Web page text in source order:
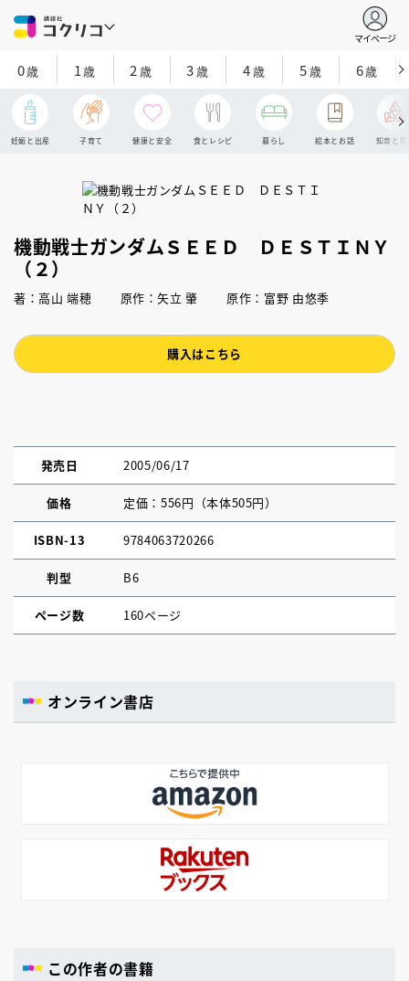
マイページ
0歳 1歳 2 歳 3歳 4歳 5歳 6歳
妊娠と出産 子育て 健康と安全 食とレシピ 暮らし 絵本とお話 知育と探
機動戦士ガンダムＳＥＥＤ ＤＥＳＴＩＮＹ
（２）
著：高山 端穂 原作：矢立 肇 原作：富野 由悠季
購入はこちら
発売日 2005/06/17
価格 定価：556円（本体505円）
ISBN-13 9784063720266
判型 B6
ページ数 160ページ
オンライン書店
この作者の書籍